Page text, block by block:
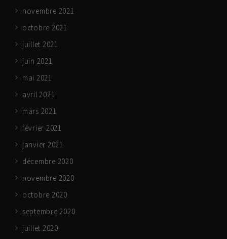
novembre 2021
octobre 2021
juillet 2021
juin 2021
mai 2021
avril 2021
mars 2021
février 2021
janvier 2021
décembre 2020
novembre 2020
octobre 2020
septembre 2020
juillet 2020